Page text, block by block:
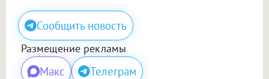
Сообщить новость
Размещение рекламы
Макс Телеграм